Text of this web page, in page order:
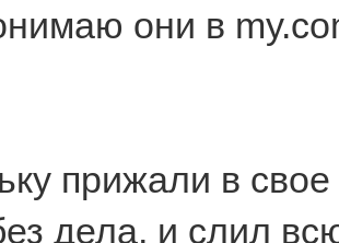
они в
прижали в
дела, и слил